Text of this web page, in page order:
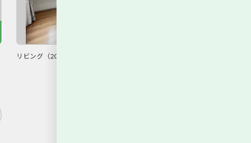
リビング（2026年6月撮影）